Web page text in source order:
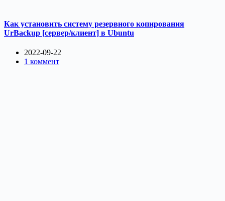
Как установить систему резервного копирования
UrBackup [сервер/клиент] в Ubuntu
2022-09-22
1 коммент